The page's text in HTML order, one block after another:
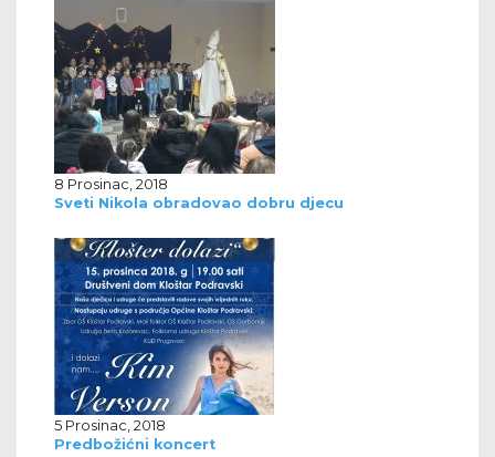
8 Prosinac, 2018
Sveti Nikola obradovao dobru djecu
5 Prosinac, 2018
Predbožićni koncert